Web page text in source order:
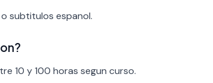
subtitulos espanol.
10 y 100 horas segun curso.